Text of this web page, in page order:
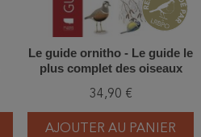
Le guide ornitho - Le guide le
plus complet des oiseaux
et du Moyen-Orient - Edition
2023
34,90 €
AJOUTER AU PANIER